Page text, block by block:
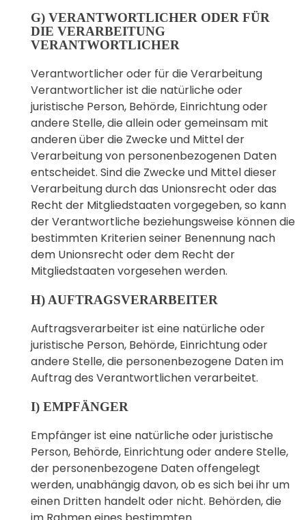
G) VERANTWORTLICHER ODER FÜR
DIE VERARBEITUNG
VERANTWORTLICHER
Verantwortlicher oder für die Verarbeitung
Verantwortlicher ist die natürliche oder
juristische Person, Behörde, Einrichtung oder
andere Stelle, die allein oder gemeinsam mit
anderen über die Zwecke und Mittel der
Verarbeitung von personenbezogenen Daten
entscheidet. Sind die Zwecke und Mittel dieser
Verarbeitung durch das Unionsrecht oder das
Recht der Mitgliedstaaten vorgegeben, so kann
der Verantwortliche beziehungsweise können die
bestimmten Kriterien seiner Benennung nach
dem Unionsrecht oder dem Recht der
Mitgliedstaaten vorgesehen werden.
H) AUFTRAGSVERARBEITER
Auftragsverarbeiter ist eine natürliche oder
juristische Person, Behörde, Einrichtung oder
andere Stelle, die personenbezogene Daten im
Auftrag des Verantwortlichen verarbeitet.
I) EMPFÄNGER
Empfänger ist eine natürliche oder juristische
Person, Behörde, Einrichtung oder andere Stelle,
der personenbezogene Daten offengelegt
werden, unabhängig davon, ob es sich bei ihr um
einen Dritten handelt oder nicht. Behörden, die